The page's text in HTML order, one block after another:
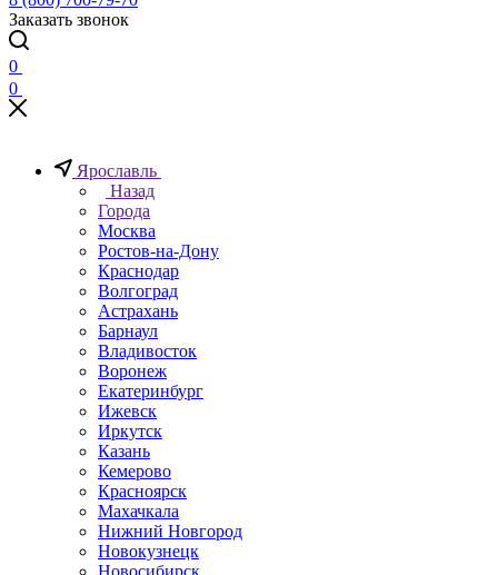
Заказать звонок
0
0
Ярославль
Назад
Города
Москва
Ростов-на-Дону
Краснодар
Волгоград
Астрахань
Барнаул
Владивосток
Воронеж
Екатеринбург
Ижевск
Иркутск
Казань
Кемерово
Красноярск
Махачкала
Нижний Новгород
Новокузнецк
Новосибирск